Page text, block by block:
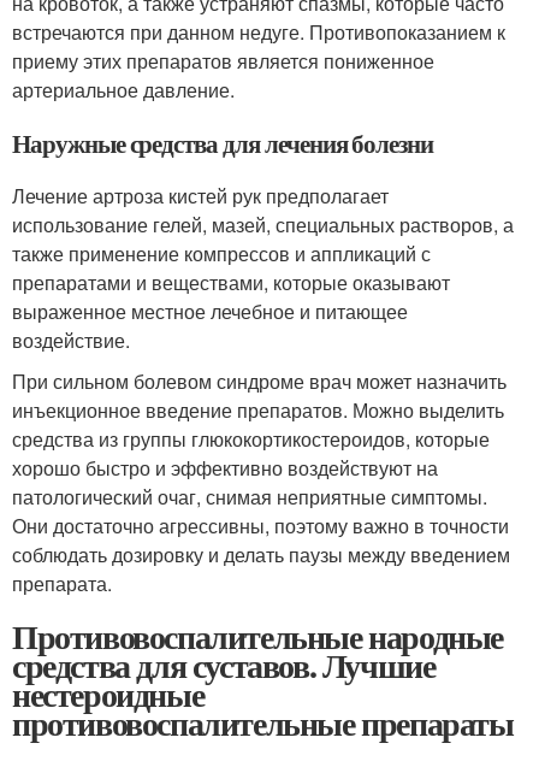
встречаются при данном недуге. Противопоказанием к
приему этих препаратов является пониженное
артериальное давление.
Наружные средства для лечения болезни
Лечение артроза кистей рук предполагает
использование гелей, мазей, специальных растворов, а
также применение компрессов и аппликаций с
препаратами и веществами, которые оказывают
выраженное местное лечебное и питающее
воздействие.
При сильном болевом синдроме врач может назначить
инъекционное введение препаратов. Можно выделить
средства из группы глюкокортикостероидов, которые
хорошо быстро и эффективно воздействуют на
патологический очаг, снимая неприятные симптомы.
Они достаточно агрессивны, поэтому важно в точности
соблюдать дозировку и делать паузы между введением
препарата.
Противовоспалительные народные
средства для суставов. Лучшие
нестероидные
противовоспалительные препараты